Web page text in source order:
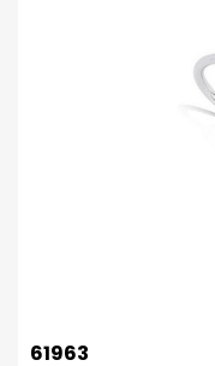
61963